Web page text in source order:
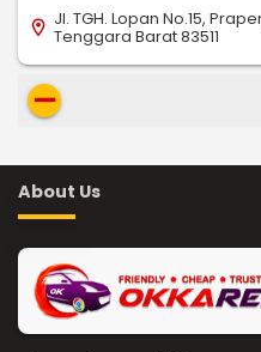
location_on Jl. TGH. Lopan No.15,
Tenggara Barat 83511
remove
About Us